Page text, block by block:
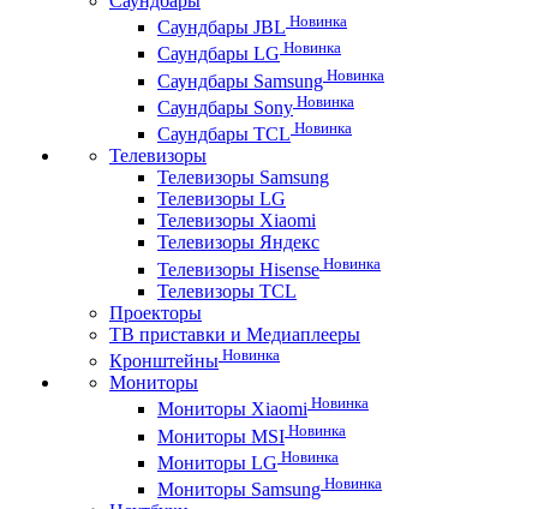
Саундбары JBL Новинка
Саундбары LG Новинка
Саундбары Samsung Новинка
Саундбары Sony Новинка
Саундбары TCL Новинка
Телевизоры
Телевизоры Samsung
Телевизоры LG
Телевизоры Xiaomi
Телевизоры Яндекс
Телевизоры Hisense Новинка
Телевизоры TCL
Проекторы
ТВ приставки и Медиаплееры
Кронштейны Новинка
Мониторы
Мониторы Xiaomi Новинка
Мониторы MSI Новинка
Мониторы LG Новинка
Мониторы Samsung Новинка